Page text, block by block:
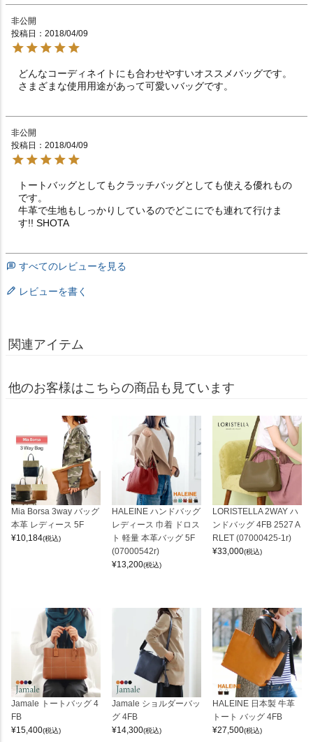
非公開
投稿日
2018/04/09
どんなコーディネイトにも合わせやすいオススメバッグです。
さまざまな使用用途があって可愛いバッグです。
非公開
投稿日
2018/04/09
トートバッグとしてもクラッチバッグとしても使える優れもの
です。
牛革で生地もしっかりしているのでどこにでも連れて行けま
す!! SHOTA
すべてのレビューを見る
レビューを書く
関連アイテム
他のお客様はこちらの商品も見ています
Mia Borsa 3way バッグ
本革 レディース 5F
¥10,184(税込)
HALEINE ハンドバッグ
レディース 巾着 ドロス
ト 軽量 本革バッグ 5F
(07000542r)
¥13,200(税込)
LORISTELLA 2WAY ハ
ンドバッグ 4FB 2527 A
RLET (07000425-1r)
¥33,000(税込)
Jamale トートバッグ 4
FB
¥15,400(税込)
Jamale ショルダーバッ
グ 4FB
¥14,300(税込)
HALEINE 日本製 牛革
トート バッグ 4FB
¥27,500(税込)